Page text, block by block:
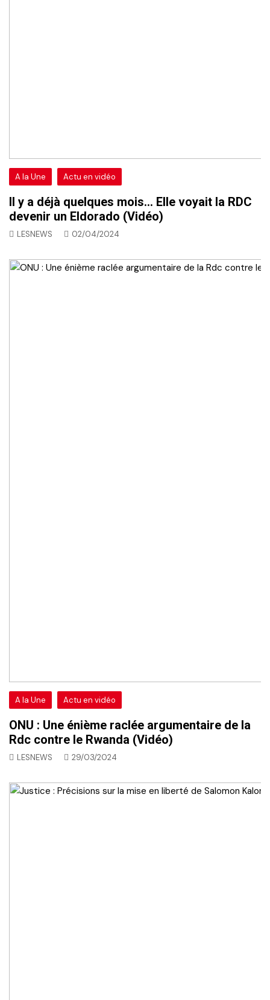
A la Une Actu en vidéo
Il y a déjà quelques mois… Elle voyait la RDC
devenir un Eldorado (Vidéo)
LESNEWS 02/04/2024
A la Une Actu en vidéo
ONU : Une énième raclée argumentaire de la
Rdc contre le Rwanda (Vidéo)
LESNEWS 29/03/2024